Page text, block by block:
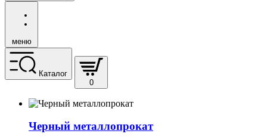
меню
Каталог
0
Черный металлопрокат